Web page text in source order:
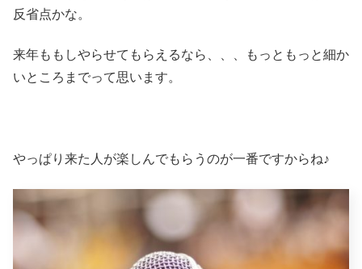
反省点かな。
来年ももしやらせてもらえるなら、、、もっともっと細か
いところまでって思います。
やっぱり来た人が楽しんでもらうのが一番ですからね♪